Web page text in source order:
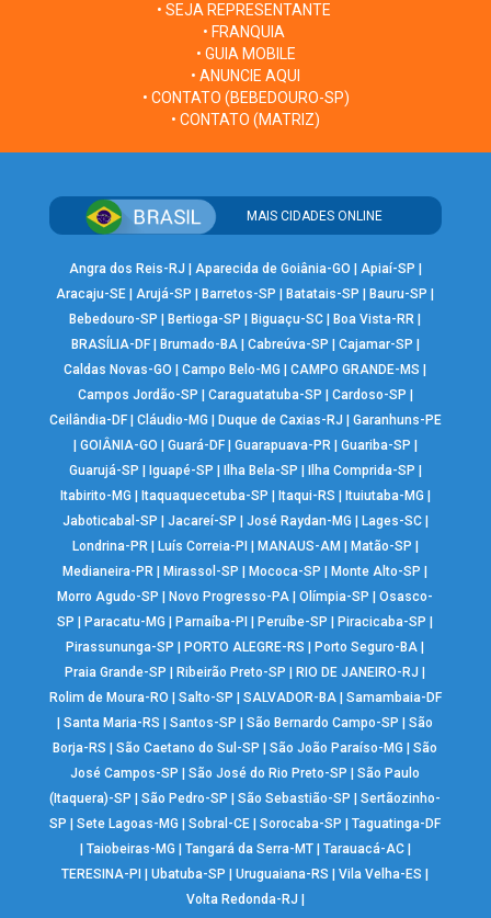
• SEJA REPRESENTANTE
• FRANQUIA
• GUIA MOBILE
• ANUNCIE AQUI
• CONTATO (BEBEDOURO-SP)
• CONTATO (MATRIZ)
MAIS CIDADES ONLINE
Angra dos Reis-RJ Aparecida de Goiânia-GO Apiaí-SP
Aracaju-SE |Arujá-SP Barretos-SP Batatais-SP Bauru-SP
Bebedouro-SP
Bertioga-SP Biguaçu-SC Boa Vista-RR
BRASÍLIA-DF| Brumado-BA| Cabreúva-SP Cajamar-SP
Caldas Novas-GO
|Campo Belo-MG |CAMPO GRANDE-MS
Campos Jordão-SP
Caraguatatuba-SP Cardoso-SP
Ceilândia-DF| Cláudio-MG Duque de Caxias-RJ
Garanhuns-PE
GOIÂNIA-GO Guará-DF| Guarapuava-PR| Guariba-SP
Guarujá-SP
Iguapé-SP Ilha Bela-SP Ilha Comprida-SP
Itabirito-MG
Itaquaquecetuba-SP Itaqui-RS Ituiutaba-MG
Jaboticabal-SP
Jacareí-SP José Raydan-MG Lages-SC|
Londrina-PR| Luís Correia-PI MANAUS-AM Matão-SP
Medianeira-PR
Mirassol-SP Mococa-SP Monte Alto-SP
Morro Agudo-SP
Novo Progresso-PA |Olímpia-SP |Osasco-
SP
Paracatu-MG Parnaíba-PI Peruíbe-SP Piracicaba-SP
Pirassununga-SP
PORTO ALEGRE-RS Porto Seguro-BA
Praia Grande-SP
Ribeirão Preto-SP RIO DE JANEIRO-RJ
Rolim de Moura-RO
Salto-SP SALVADOR-BA| Samambaia-DF
|Santa Maria-RS |Santos-SP |São Bernardo Campo-SP |São
Borja-RS
|São Caetano do Sul-SP |São João Paraíso-MG |São
José Campos-SP
|São José do Rio Preto-SP |São Paulo
(Itaquera)-SP
|São Pedro-SP |São Sebastião-SP |Sertãozinho-
SP
|Sete Lagoas-MG |Sobral-CE |Sorocaba-SP |Taguatinga-DF
Taiobeiras-MG Tangará da Serra-MT| Tarauacá-AC|
TERESINA-PI
|Ubatuba-SP |Uruguaiana-RS |Vila Velha-ES
Volta Redonda-RJ